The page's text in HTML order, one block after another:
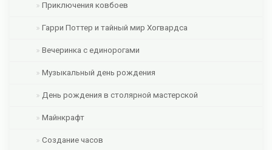
Приключения ковбоев
Гарри Поттер и тайный мир Хогвардса
Вечеринка с единорогами
Музыкальный день рождения
День рождения в столярной мастерской
Майнкрафт
Создание часов